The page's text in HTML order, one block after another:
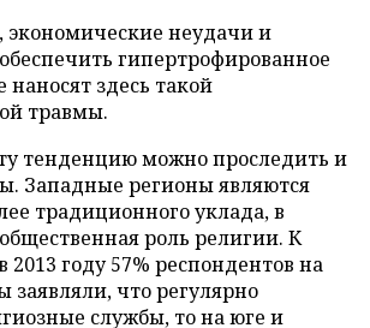
экономические неудачи и
гипертрофированное
наносят здесь такой
травмы.
тенденцию можно проследить и
Западные регионы являются
традиционного уклада, в
роль религии. К
2013 году 57% респондентов на
заявляли, что регулярно
службы, то на юге и